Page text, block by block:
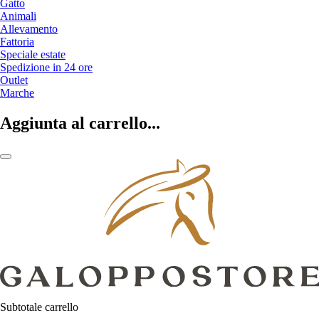
Gatto
Animali
Allevamento
Fattoria
Speciale estate
Spedizione in 24 ore
Outlet
Marche
Aggiunta al carrello...
Subtotale carrello